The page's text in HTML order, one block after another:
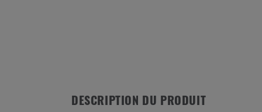
DESCRIPTION DU PRODUIT